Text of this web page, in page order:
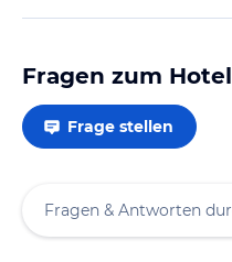
Fragen zum Hotel
Frage stellen